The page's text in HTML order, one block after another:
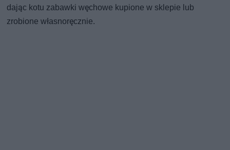
dając kotu zabawki węchowe kupione w sklepie lub
zrobione własnoręcznie.